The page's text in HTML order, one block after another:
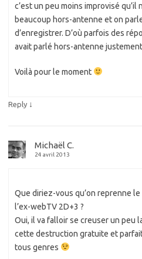
c’est un peu moins improvisé qu’il
beaucoup hors-antenne et on
d’enregistrer. D’où parfois des
avait parlé hors-antenne
Voilà pour le moment
Reply ↓
Michaël C.
24 avril 2013
Que diriez-vous qu’on reprenne
l’ex-webTV 2D+3 ?
Oui, il va falloir se creuser un peu
cette destruction gratuite et
tous genres